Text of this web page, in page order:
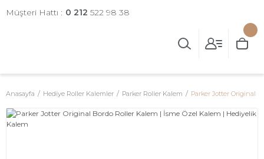
Müşteri Hattı : 0 212 522 98 38
Anasayfa Hediye Roller Kalemler Parker Roller Kalem Parker Jotter Original